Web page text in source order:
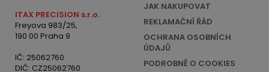
ITAX PRECISION s.r.o.
Freyova 983/25,
190 00 Praha 9
IČ: 25062760
DIČ: CZ25062760
JAK NAKUPOVAT
REKLAMAČNÍ ŘÁD
OCHRANA OSOBNÍCH
ÚDAJŮ
PODROBNĚ O COOKIES